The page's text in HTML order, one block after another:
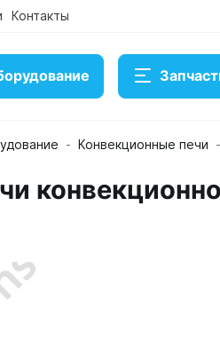
Контакты
Конвекционные печи